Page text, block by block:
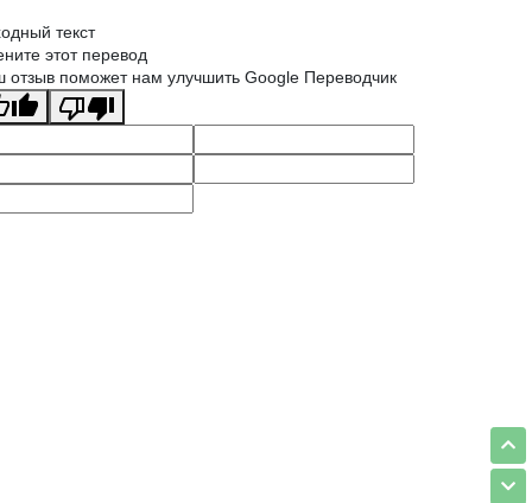
текст
этот перевод
отзыв поможет нам улучшить Google Переводчик